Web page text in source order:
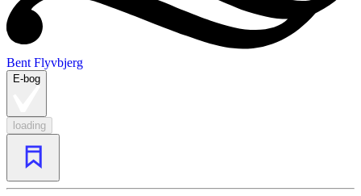
Bent Flyvbjerg
E-bog
loading